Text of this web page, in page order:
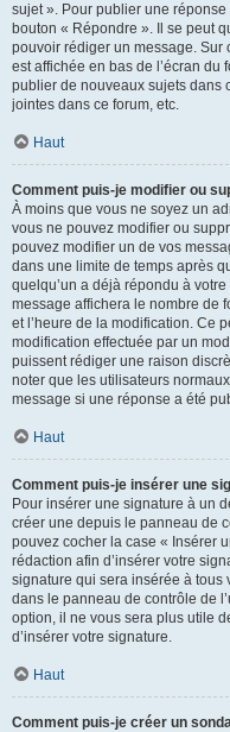
sujet ». Pour publier une
bouton « Répondre ». Il se peut
pouvoir rédiger un message. Sur
est affichée en bas de l’écran du
publier de nouveaux sujets dans
jointes dans ce forum, etc.
Haut
Comment puis-je modifier ou
À moins que vous ne soyez un
vous ne pouvez modifier ou
pouvez modifier un de vos
dans une limite de temps après
quelqu’un a déjà répondu à
message affichera le nombre de
et l’heure de la modification. Ce
modification effectuée par un
puissent rédiger une raison
noter que les utilisateurs
message si une réponse a été
Haut
Comment puis-je insérer une
Pour insérer une signature à un
créer une depuis le panneau de
pouvez cocher la case « Insérer
rédaction afin d’insérer votre
signature qui sera insérée à tous
dans le panneau de contrôle de
option, il ne vous sera plus utile
d’insérer votre signature.
Haut
Comment puis-je créer un